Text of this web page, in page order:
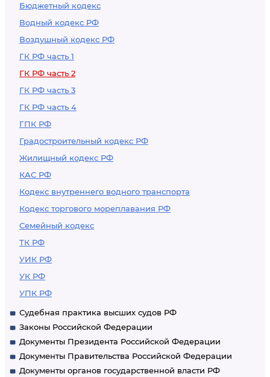
Бюджетный кодекс
Водный кодекс РФ
Воздушный кодекс РФ
ГК РФ часть 1
ГК РФ часть 2
ГК РФ часть 3
ГК РФ часть 4
ГПК РФ
Градостроительный кодекс РФ
Жилищный кодекс РФ
КАС РФ
Кодекс внутреннего водного транспорта
Кодекс торгового мореплавания РФ
Семейный кодекс
ТК РФ
УИК РФ
УК РФ
УПК РФ
Судебная практика высших судов РФ
Законы Российской Федерации
Документы Президента Российской Федерации
Документы Правительства Российской Федерации
Документы органов государственной власти РФ